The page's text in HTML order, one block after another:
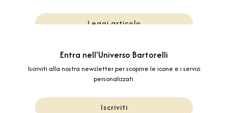
Leggi articolo
Entra nell'Universo Bartorelli
Iscriviti alla nostra newsletter per scoprire le icone e i servizi
personalizzati.
Iscriviti